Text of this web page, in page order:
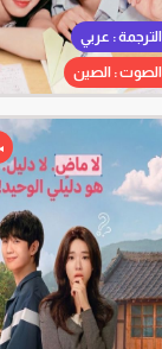
الترجمة : عربي
الصوت : الصين